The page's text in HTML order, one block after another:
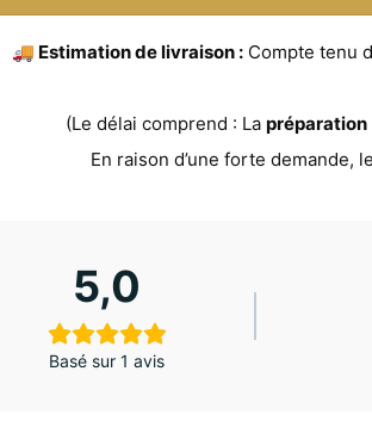
🚚 Estimation de livraison : Compte tenu
(Le délai comprend : La préparation
En raison d’une forte demande,
5,0
Basé sur 1 avis